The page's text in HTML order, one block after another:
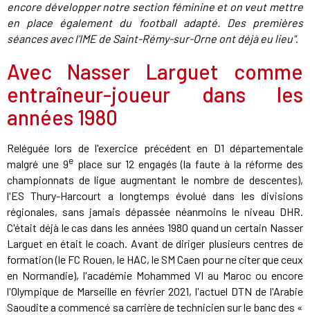
encore développer notre section féminine et on veut mettre
en place également du football adapté. Des premières
séances avec l'IME de Saint-Rémy-sur-Orne ont déjà eu lieu".
Avec Nasser Larguet comme
entraîneur-joueur dans les
années 1980
Reléguée lors de l'exercice précédent en D1 départementale
malgré une 9eplace sur 12 engagés (la faute à la réforme des
championnats de ligue augmentant le nombre de descentes),
l'ES Thury-Harcourt a longtemps évolué dans les divisions
régionales, sans jamais dépassée néanmoins le niveau DHR.
C'était déjà le cas dans les années 1980 quand un certain Nasser
Larguet en était le coach. Avant de diriger plusieurs centres de
formation (le FC Rouen, le HAC, le SM Caen pour ne citer que ceux
en Normandie), l'académie Mohammed VI au Maroc ou encore
l'Olympique de Marseille en février 2021, l'actuel DTN de l'Arabie
Saoudite a commencé sa carrière de technicien sur le banc des «